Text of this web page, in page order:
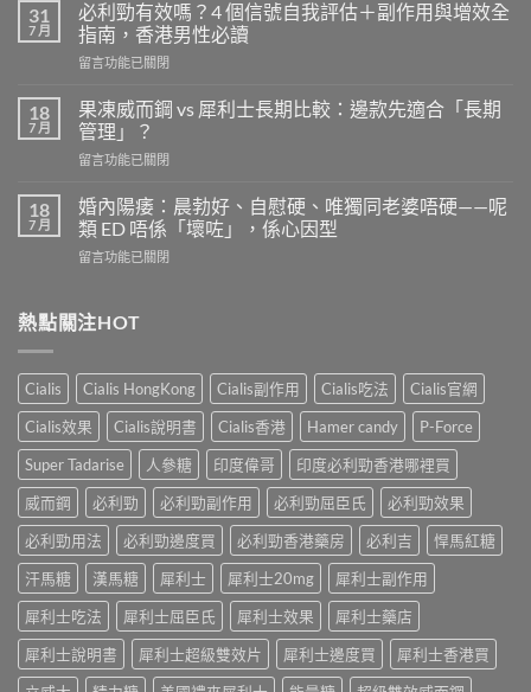
威
壯
的
安
劑
量
是
多
完
整
南：
男
讀
的
正
確
用
法〉
31
7 月
必利勁有效嗎？4 個信號自我評估＋副作用與增效全
指南，香港男性必讀
在
利
勁
有
效
4
個
信
號
評
副
作
用
與
增
效
指
南，
香
男
性
必
讀〉
留言功能已關閉
18
7 月
果凍威而鋼 vs 犀利士長期比較：邊款先適合「長期
管理」？
在
凍
威
而
鋼
利
期
比
較：
邊
款
先
合
「長
期
理」？〉
中
留言功能已關閉
18
7 月
婚內陽痿：晨勃好、自慰硬、唯獨同老婆唔硬——呢
類 ED 唔係「壞咗」，係心因型
在
陽
痿：
勃
好、
自
慰
硬、
唯
同
老
婆
硬
——
呢
類
ED
留言功能已關閉
熱點關注HOT
Cialis Cialis HongKong Cialis副作用 Cialis吃法
Cialis官網
Cialis效果
Cialis說明書 Cialis香港 Hamer candy
P-Force
Super Tadarise
人參糖 印度偉哥
印度必利勁香港哪裡買
威而鋼
必利勁 必利勁副作用 必利勁屈臣氏
必利勁效果
必利勁用法
必利勁邊度買 必利勁香港藥房 必利吉
悍馬紅糖
汗馬糖
漢馬糖 犀利士 犀利士20mg
犀利士副作用
犀利士吃法
犀利士屈臣氏 犀利士效果
犀利士藥店
犀利士說明書
犀利士超級雙效片 犀利士邊度買
犀利士香港買